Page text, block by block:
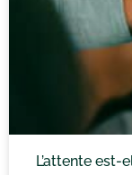
L’attente